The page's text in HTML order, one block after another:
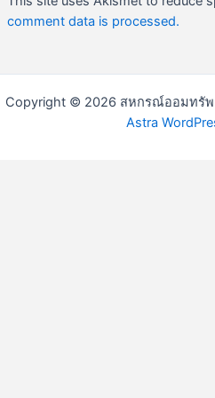
comment data is processed.
Copyright © 2026 สหกรณ์ออมทรัพ
Astra